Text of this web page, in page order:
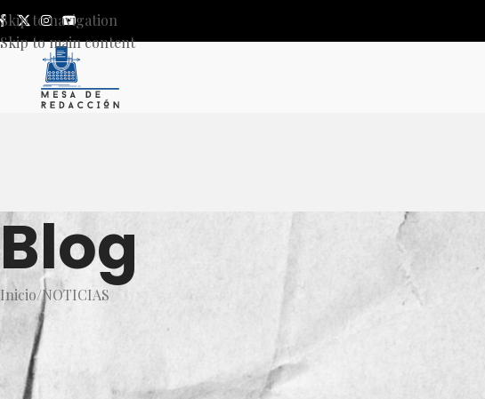
Skip to navigation
Skip to main content
Blog
Inicio NOTICIAS
Compromiso y Apoyo: Sergio
Fortalecen en